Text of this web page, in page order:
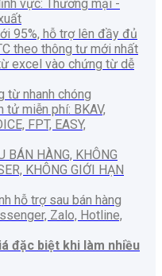
vực: Thương mại -
95%, hỗ trợ lên đầy đủ
theo thông tư mới nhất
excel vào chứng từ dễ
từ nhanh chóng
tử miễn phí: BKAV,
FPT, EASY,
BÁN HÀNG, KHÔNG
KHÔNG GIỚI HẠN
hỗ trợ sau bán hàng
Zalo, Hotline,
đặc biệt khi làm nhiều